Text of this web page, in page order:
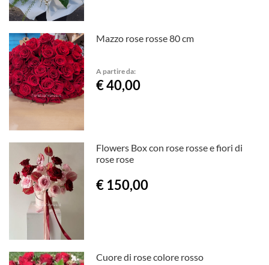
Mazzo rose rosse 80 cm
A partire da:
€ 40,00
Flowers Box con rose rosse e fiori di
rose rose
€ 150,00
Cuore di rose colore rosso